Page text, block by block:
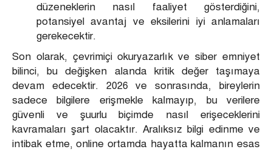
düzeneklerin nasıl faaliyet gösterdiğini,
potansiyel avantaj ve eksilerini iyi anlamaları
gerekecektir.
Son olarak, çevrimiçi okuryazarlık ve siber emniyet
bilinci, bu değişken alanda kritik değer taşımaya
devam edecektir. 2026 ve sonrasında, bireylerin
sadece bilgilere erişmekle kalmayıp, bu verilere
güvenli ve şuurlu biçimde nasıl erişeceklerini
kavramaları şart olacaktır. Aralıksız bilgi edinme ve
intibak etme, online ortamda hayatta kalmanın esas